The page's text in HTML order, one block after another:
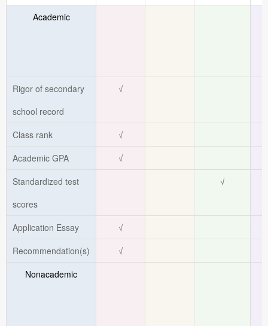
Academic
Rigor of secondary
school record
√
Class rank
√
Academic GPA
√
Standardized test
scores
√
Application Essay
√
Recommendation(s)
√
Nonacademic